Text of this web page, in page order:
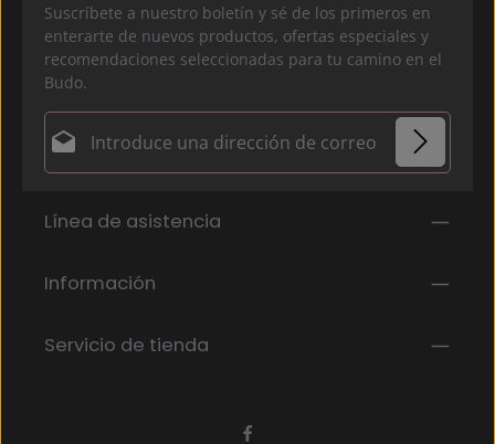
Suscríbete a nuestro boletín y sé de los primeros en
enterarte de nuevos productos, ofertas especiales y
recomendaciones seleccionadas para tu camino en el
Budo.
Dirección de correo electrónico*
Al seleccionar continuar, confirmas que has leído
has aceptado nuestros
términos y condiciones generales
Los campos marcados con un asterisco (*) son
obligatorios.
Línea de asistencia
Información
Servicio de tienda